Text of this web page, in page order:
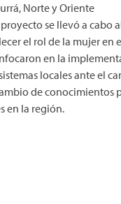
Norte y Oriente
se llevó a cabo
el rol de la mujer en
en la
locales ante el
de conocimientos
en la región.